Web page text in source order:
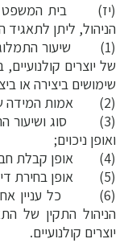
(יז) בית המשפט
הניהול, ליתן
(1) שיעור התמלוג
של יוצרים
שימושים ביצירה או
(2) אמות המידה שנקבעו ע"י התאגיד לחלוקת התמלוגים;
(3) סוג ושיעור
ואופן ניכוים;
(4) אופן קבלת חברים לתאגיד;
(5) אופן בחירת דירקטוריון התאגיד ופעולתו;
(6) כל עניין
הניהול התקין של
יוצרים קולנועיים.